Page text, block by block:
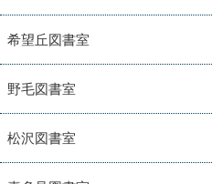
希望丘図書室
野毛図書室
松沢図書室